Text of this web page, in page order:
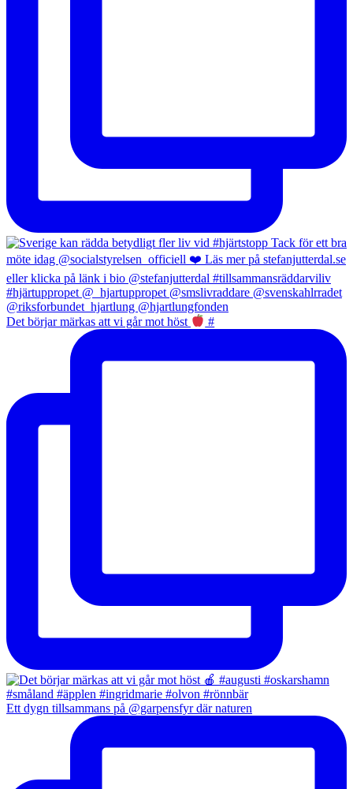
Det börjar märkas att vi går mot höst #
Ett dygn tillsammans på @garpensfyr där naturen